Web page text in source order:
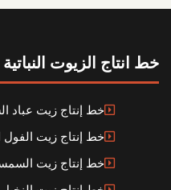
خط انتاج الزيوت النباتية
خط إنتاج زيت عباد
خط إنتاج زيت الفول
خط إنتاج زيت